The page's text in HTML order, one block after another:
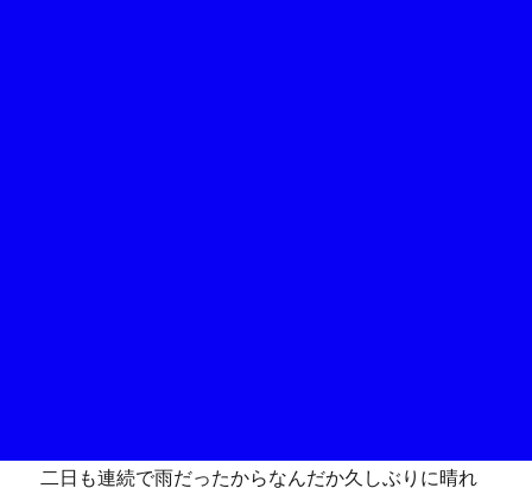
二日も連続で雨だったからなんだか久しぶりに晴れ